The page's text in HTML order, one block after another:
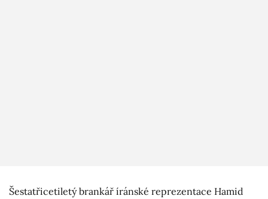
Šestatřicetiletý brankář íránské reprezentace Hamid